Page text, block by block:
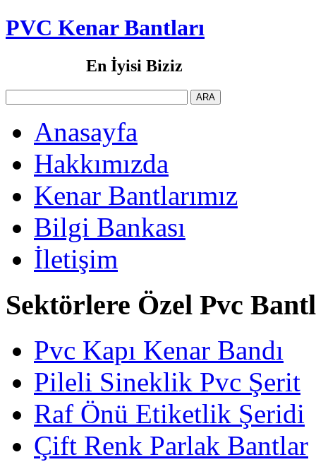
PVC Kenar Bantları
En İyisi Biziz
Anasayfa
Hakkımızda
Kenar Bantlarımız
Bilgi Bankası
İletişim
Sektörlere Özel Pvc
Pvc Kapı Kenar Bandı
Pileli Sineklik Pvc Şerit
Raf Önü Etiketlik Şeridi
Çift Renk Parlak Bantlar